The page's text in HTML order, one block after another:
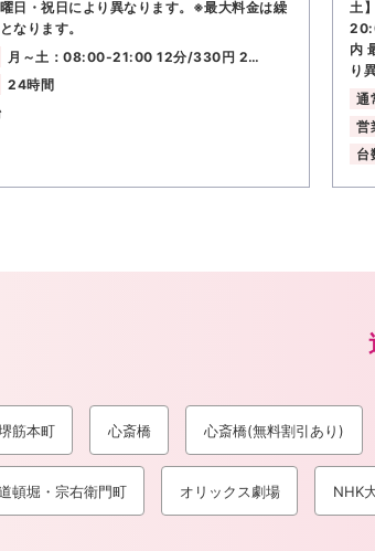
日・祝日により異なります。※最大料金は繰
なります。
月～土：08:00-21:00 12分/330円 2…
24時間
土
内
り
通
営
台
筋本町 心斎橋 心斎橋(無料割引あり)
頓堀・宗右衛門町 オリックス劇場 NHK